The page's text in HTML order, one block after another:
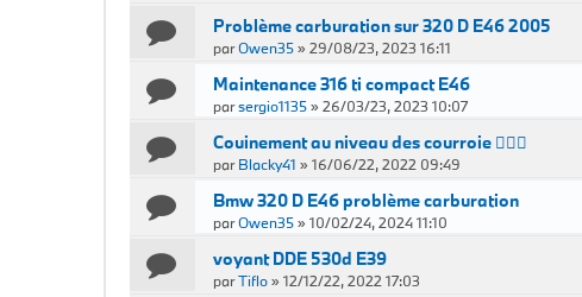
Problème carburation sur 320 D E46 2005
parOwen35» 29/08/23, 2023 16:11
Maintenance 316 ti compact E46
parsergio1135»26/03/23, 2023 10:07
Couinement au niveau des courroie 🤷🏾‍♂️
parBlacky41 » 16/06/22, 2022 09:49
Bmw 320 D E46 problème carburation
parOwen35»10/02/24, 2024 11:10
voyant DDE 530d E39
parTiflo» 12/12/22, 2022 17:03